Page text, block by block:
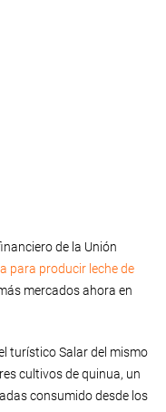
de la Unión
para producir leche de
mercados ahora en
turístico Salar del mismo
cultivos de quinua, un
consumido desde los